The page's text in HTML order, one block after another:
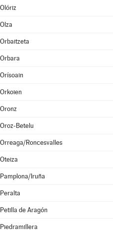
Olóriz
Olza
Orbaitzeta
Orbara
Orísoain
Orkoien
Oronz
Oroz-Betelu
Orreaga/Roncesvalles
Oteiza
Pamplona/Iruña
Peralta
Petilla de Aragón
Piedramillera